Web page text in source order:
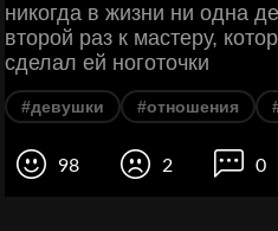
никогда в жизни ни одна
второй раз к мастеру,
сделал ей ноготочки
#девушки #отношения
98 2 0